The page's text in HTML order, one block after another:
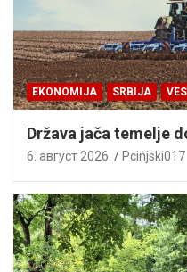
EKONOMIJA SRBIJA
Država jača temelje
6. август 2026. Pcinjski017